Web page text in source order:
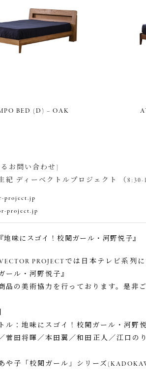
BED (D) – OAK
お問い合わせ]
紀 ディーベクトルプロジェクト （8:30-
project.jp
project.jp
地味にスゴイ！校閲ガール・河野悦子』
PROJECTでは日本テレビ系列
ール・河野悦子』
品の美術協力を行っております。是非
ル：地味にスゴイ！校閲ガール・河野
菅田将暉／本田翼／和田正人／江口の
や子「校閲ガール」シリーズ